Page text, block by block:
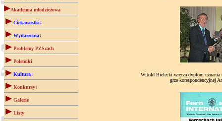
Akademia młodzieżowa
Ciekawostki↓
Wydarzenia↓
Problemy PZSzach
Polemiki
Kultura↓
Konkursy↓
Galerie
Listy
Witold Bielecki wręcza dyplom uznania
grze korespondencyjnej